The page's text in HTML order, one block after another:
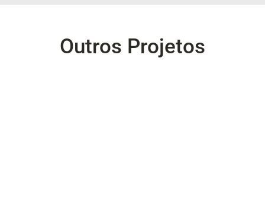
Outros Projetos